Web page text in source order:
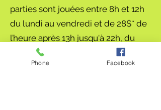
parties sont jouées entre 8h et 12h
du lundi au vendredi et de 28$* de
l’heure après 13h jusqu'à 22h, du
lundi au dimanche (le tarif habituel
est de 33$*).
Phone Facebook